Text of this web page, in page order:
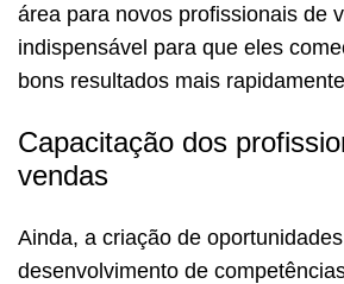
área para novos profissionais de
indispensável para que eles
bons resultados mais
Capacitação dos
vendas
Ainda, a criação de
desenvolvimento de